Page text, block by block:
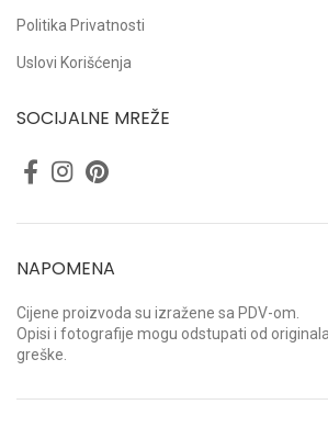
Politika Privatnosti
Uslovi Korišćenja
SOCIJALNE MREŽE
NAPOMENA
Cijene proizvoda su izražene sa PDV-om.
Opisi i fotografije mogu odstupati od
greške.